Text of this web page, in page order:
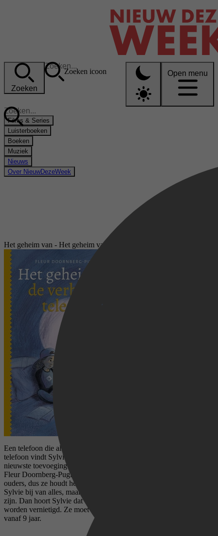
Zoeken
Zoeken icoon Open menu
Films & Series
Luisterboeken
Boeken
Muziek
Nieuws
Over NieuwDezeWeek
Het geheim van - Het geheim van de verboden telefoon
Een telefoon die alles weet en je overal bij kan helpen… Zo'n
telefoon vindt Sylvie in Het geheim van de verboden telefoon, de
nieuwste toevoeging aan de Het geheim van-serie, geschreven door
Fleur Doornberg-Puglisi. Sylvie mag nog geen telefoon van haar
ouders, dus ze houdt hem angstvallig geheim. De AI Anders helpt
Sylvie bij van alles, maar hij heeft ook een eigen wil. Hij wil vrij
zijn. Dan hoort Sylvie dat telefoons zoals Anders verboden zijn en
worden vernietigd. Ze moet hem redden! Maar hoe? Voor lezers
vanaf 9 jaar.